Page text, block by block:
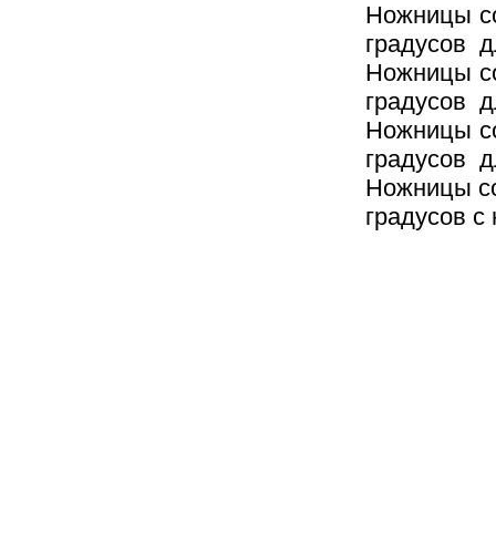
Ножницы
градусов
Ножницы
градусов
Ножницы
градусов
Ножницы
градусов